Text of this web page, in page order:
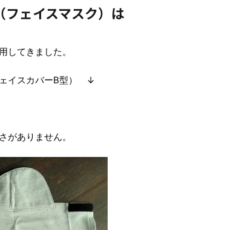
ェイスマスク）は
してきました。
ェイスカバーB型） ↓
がありません。